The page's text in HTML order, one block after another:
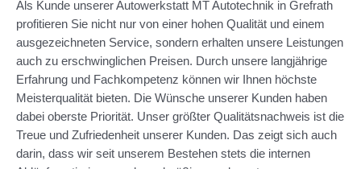
Als Kunde unserer Autowerkstatt MT Autotechnik in Grefrath
profitieren Sie nicht nur von einer hohen Qualität und einem
ausgezeichneten Service, sondern erhalten unsere Leistungen
auch zu erschwinglichen Preisen. Durch unsere langjährige
Erfahrung und Fachkompetenz können wir Ihnen höchste
Meisterqualität bieten. Die Wünsche unserer Kunden haben
dabei oberste Priorität. Unser größter Qualitätsnachweis ist die
Treue und Zufriedenheit unserer Kunden. Das zeigt sich auch
darin, dass wir seit unserem Bestehen stets die internen